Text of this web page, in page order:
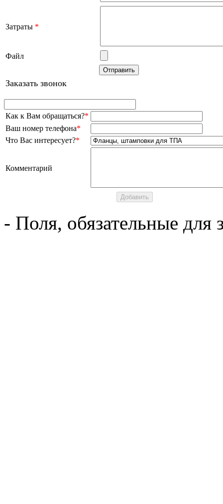
Затраты *
Файл
Заказать звонок
Как к Вам обращаться?*
Ваш номер телефона*
Что Вас интересует?*
Комментарий
- Поля, обязательные для